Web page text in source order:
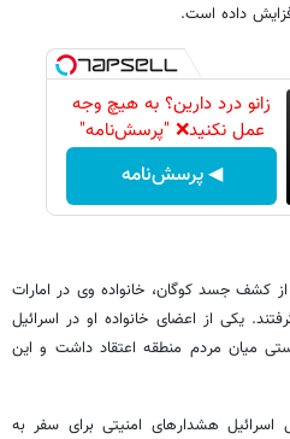
داده است.
زانو درد دارین؟ به هیچ وجه
عمل نکنید❌ "پرسش‌نامه"
◀ پرسش‌نامه
کشف جسد کوگان، خانواده وی در امارات
یکی از اعضای خانواده او در اسرائیل
میان مردم منطقه اعتقاد داشت و این
هشدارهای امنیتی برای سفر به